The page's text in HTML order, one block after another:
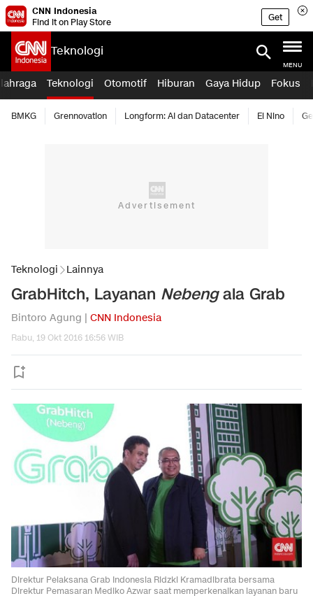
CNN Indonesia
Find it on Play Store
Get
Teknologi
MENU
Teknologi Otomotif Hiburan Gaya Hidup Fokus
BMKG Grennovation Longform: AI dan Datacenter El Nino
Teknologi Lainnya
GrabHitch, Layanan Nebengala Grab
Bintoro Agung | CNN Indonesia
Rabu, 19 Okt 2016 16:56 WIB
Direktur Pelaksana Grab Indonesia Ridzki Kramadibrata bersama
Direktur Pemasaran Mediko Azwar saat memperkenalkan layanan baru